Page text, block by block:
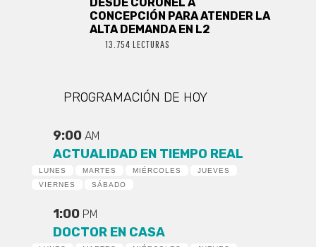
CONCEPCIÓN PARA ATENDER LA
ALTA DEMANDA EN L2
13.754 LECTURAS
PROGRAMACIÓN DE HOY
9:00 AM
ACTUALIDAD EN TIEMPO REAL
LUNES MARTES MIÉRCOLES
JUEVES
VIERNES
SÁBADO
1:00 PM
DOCTOR EN CASA